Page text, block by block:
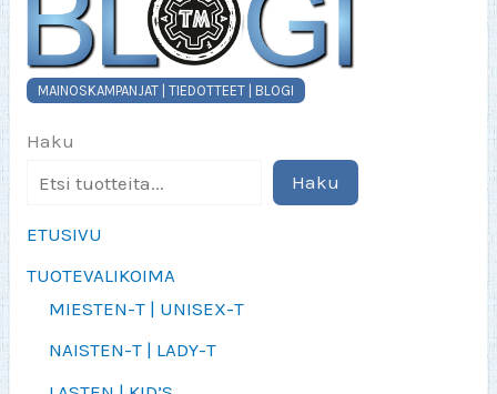
MAINOSKAMPANJAT | TIEDOTTEET | BLOGI
Haku
Haku
ETUSIVU
TUOTEVALIKOIMA
MIESTEN-T | UNISEX-T
NAISTEN-T | LADY-T